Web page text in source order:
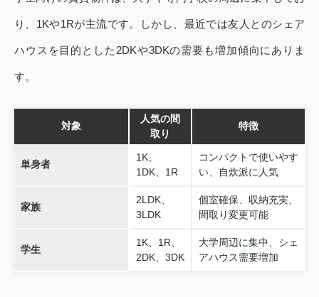
り、1Kや1Rが主流です。しかし、最近では友人とのシェア
ハウスを目的とした2DKや3DKの需要も増加傾向にありま
す。
対象
人気の間
取り
特徴
単身者
1K、
1DK、1R
コンパクトで使いやす
い、自炊派に人気
家族
2LDK、
3LDK
個室確保、収納充実、
間取り変更可能
学生
1K、1R、
2DK、3DK
大学周辺に集中、シェ
アハウス需要増加